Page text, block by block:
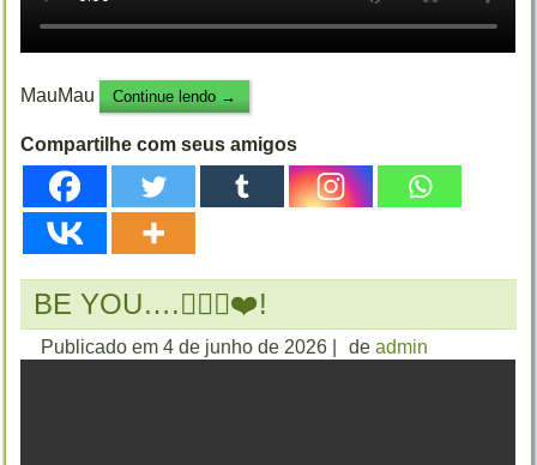
MauMau Continue lendo →
Compartilhe com seus amigos
BE YOU….🏳️‍🌈🌐❤️!
Publicado em 4 de junho de 2026 de admin